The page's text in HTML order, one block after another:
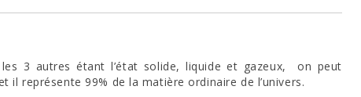
3 autres étant l’état solide, liquide et gazeux, on peut
il représente 99% de la matière ordinaire de l’univers.